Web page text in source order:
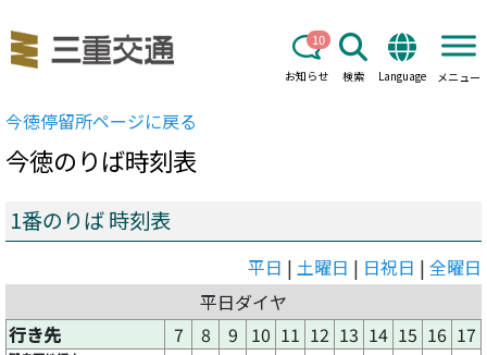
お知らせ
10
検索 Language メニュー
今徳停留所ページに戻る
今徳のりば時刻表
1番のりば 時刻表
平日 | 土曜日 | 日祝日 | 全曜日
平日ダイヤ
行き先
7 8 9 10 11 12 13 14 15 16 17